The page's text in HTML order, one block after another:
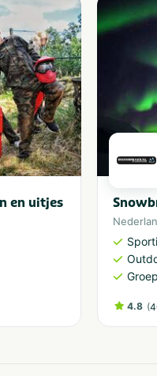
en uitjes
4.8 (